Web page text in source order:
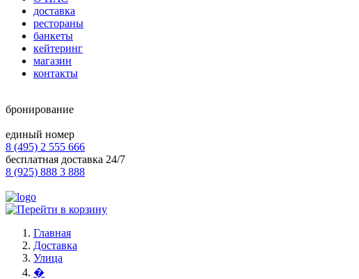
доставка
рестораны
банкеты
кейтеринг
магазин
контакты
бронирование
единый номер
8 (495) 2 555 666
бесплатная доставка 24/7
8 (925) 888 3 888
Главная
Доставка
Улица
�